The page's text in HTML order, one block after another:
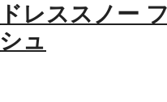
ドレススノー
シュ